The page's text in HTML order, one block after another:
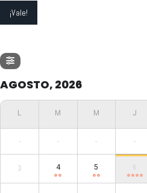
AGOSTO, 2026
- - - -
3 4 5 6